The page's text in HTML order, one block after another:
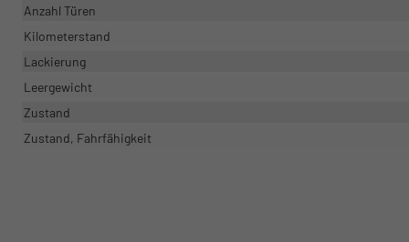
Anzahl Türen
Kilometerstand
Lackierung
Leergewicht
Zustand
Zustand, Fahrfähigkeit